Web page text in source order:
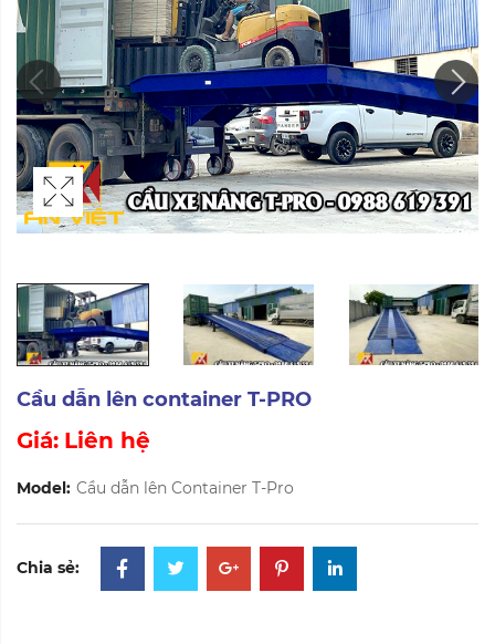
Cầu dẫn lên container T-PRO
Giá: Liên hệ
Model: Cầu dẫn lên Container T-Pro
Chia sẻ: